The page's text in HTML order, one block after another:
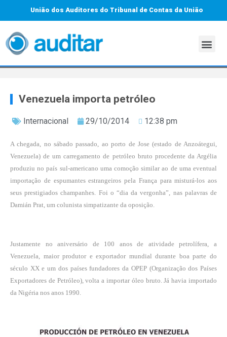
União dos Auditores do Tribunal de Contas da União
Venezuela importa petróleo
Internacional 29/10/2014 12:38 pm
A chegada, no sábado passado, ao porto de Jose (estado de Anzoátegui,
Venezuela) de um carregamento de petróleo bruto procedente da Argélia
produziu no país sul-americano uma comoção similar ao de uma eventual
importação de espumantes estrangeiros pela França para misturá-los aos
seus prestigiados champanhes. Foi o “dia da vergonha”, nas palavras de
Damián Prat, um colunista simpatizante da oposição.
Justamente no aniversário de 100 anos de atividade petrolífera, a
Venezuela, maior produtor e exportador mundial durante boa parte do
século XX e um dos países fundadores da OPEP (Organização dos Países
Exportadores de Petróleo), volta a importar óleo bruto. Já havia importado
da Nigéria nos anos 1990.